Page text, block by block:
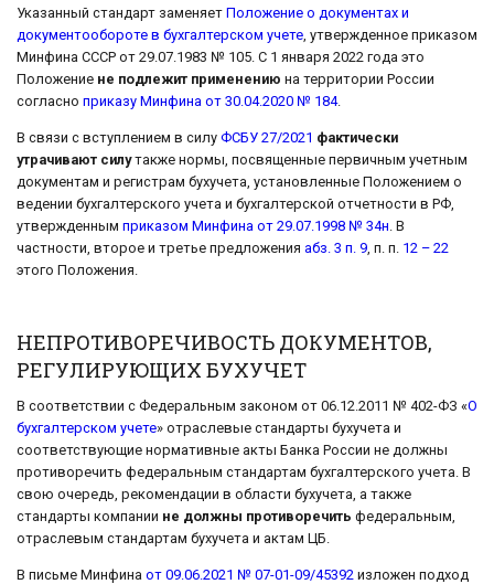
Указанный стандарт заменяет Положение о документах и
документообороте в бухгалтерском учете , утвержденное приказом
Минфина СССР от 29.07.1983 № 105. С 1 января 2022 года это
Положение не подлежит применению на территории России
согласно приказу Минфина от 30.04.2020 № 184.
В связи с вступлением в силу ФСБУ 27/2021 фактически
утрачивают силутакже нормы, посвященные первичным учетным
документам и регистрам бухучета, установленные Положением о
ведении бухгалтерского учета и бухгалтерской отчетности в РФ,
утвержденным приказом Минфина от 29.07.1998 № 34н . В
частности, второе и третье предложения абз. 3 п. 9 , п. п. 12 – 22
этого Положения.
НЕПРОТИВОРЕЧИВОСТЬ ДОКУМЕНТОВ,
РЕГУЛИРУЮЩИХ БУХУЧЕТ
В соответствии с Федеральным законом от 06.12.2011 № 402-ФЗ «О
бухгалтерском учете» отраслевые стандарты бухучета и
соответствующие нормативные акты Банка России не должны
противоречить федеральным стандартам бухгалтерского учета. В
свою очередь, рекомендации в области бухучета, а также
стандарты компании не должны противоречить федеральным,
отраслевым стандартам бухучета и актам ЦБ.
В письме Минфина от 09.06.2021 № 07-01-09/45392 изложен подход